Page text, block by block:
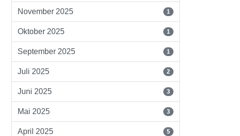
November 2025 1
Oktober 2025 1
September 2025 1
Juli 2025 2
Juni 2025 3
Mai 2025 3
April 2025 5